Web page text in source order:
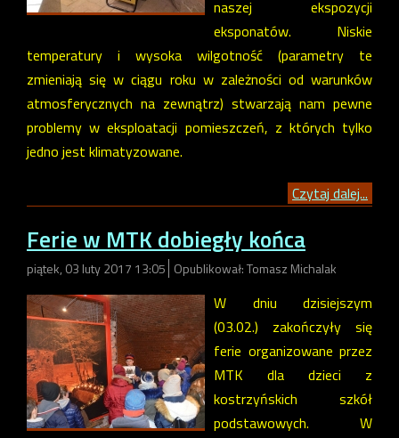
naszej ekspozycji
eksponatów. Niskie
temperatury i wysoka wilgotność (parametry te
zmieniają się w ciągu roku w zależności od warunków
atmosferycznych na zewnątrz) stwarzają nam pewne
problemy w eksploatacji pomieszczeń, z których tylko
jedno jest klimatyzowane.
Czytaj dalej...
Ferie w MTK dobiegły końca
piątek, 03 luty 2017 13:05 Opublikował: Tomasz Michalak
W dniu dzisiejszym
(03.02.) zakończyły się
ferie organizowane przez
MTK dla dzieci z
kostrzyńskich szkół
podstawowych. W